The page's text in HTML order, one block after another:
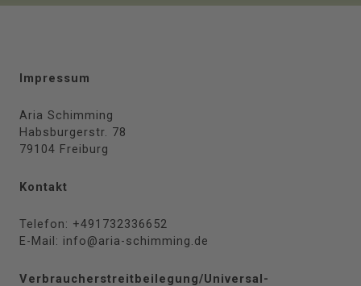
Impressum
Aria Schimming
Habsburgerstr. 78
79104 Freiburg
Kontakt
Telefon: +491732336652
E-Mail: info@aria-schimming.de
Verbraucher­streit­beilegung/Universal­